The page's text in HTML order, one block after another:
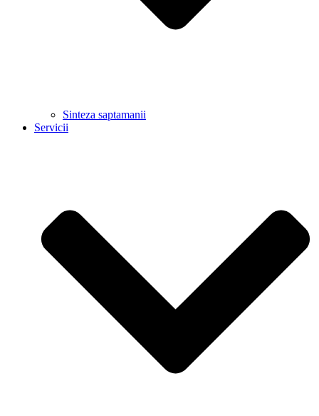
Sinteza saptamanii
Servicii